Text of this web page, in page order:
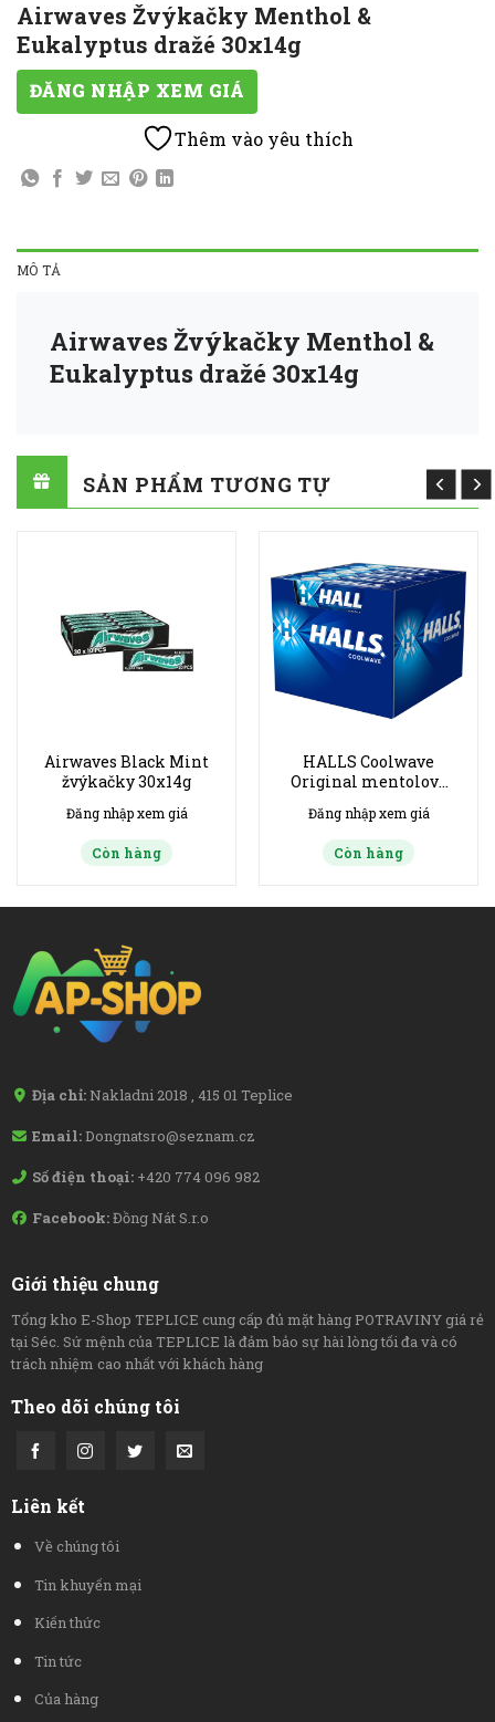
Airwaves Žvýkačky Menthol &
Eukalyptus dražé 30x14g
ĐĂNG NHẬP XEM GIÁ
Thêm vào yêu thích
MÔ TẢ
Airwaves Žvýkačky Menthol &
Eukalyptus dražé 30x14g
SẢN PHẨM TƯƠNG TỰ
Airwaves Black Mint
žvýkačky 30x14g
Đăng nhập xem giá
Còn hàng
HALLS Coolwave
Original mentolové
Đăng nhập xem giá
Còn hàng
Địa chỉ: Nakladni 2018 , 415 01 Teplice
Email:Dongnatsro@seznam.cz
Số điện thoại: +420 774 096 982
Facebook:Đồng Nát S.r.o
Giới thiệu chung
Tổng kho E-Shop TEPLICE cung cấp đủ mặt hàng POTRAVINY giá rẻ
tại Séc. Sứ mệnh của TEPLICE là đảm bảo sự hài lòng tối đa và có
trách nhiệm cao nhất với khách hàng
Theo dõi chúng tôi
Liên kết
Về chúng tôi
Tin khuyến mại
Kiến thức
Tin tức
Của hàng